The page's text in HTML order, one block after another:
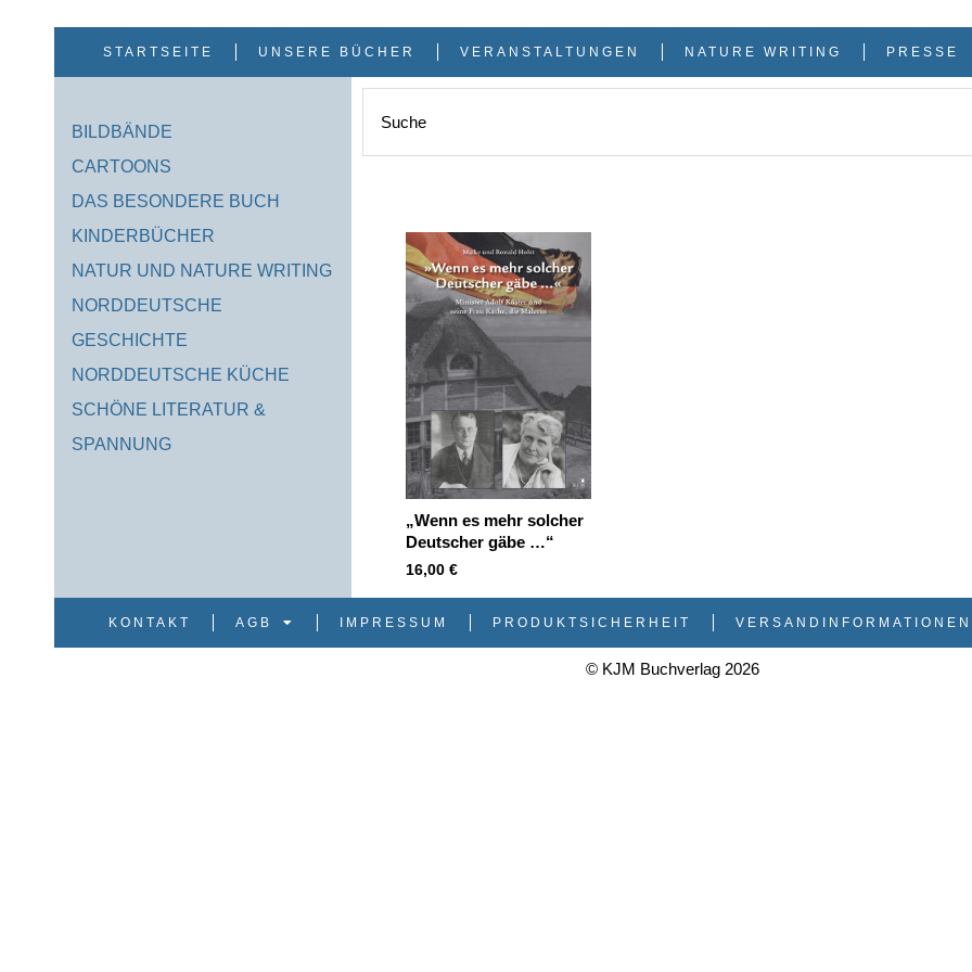
Inhalt
springenSTARTSEITE UNSERE BÜCHER VERANSTALTUNGEN NATURE WRITING PRESSE
BILDBÄNDE
CARTOONS
DAS BESONDERE BUCH
KINDERBÜCHER
NATUR UND NATURE WRITING
NORDDEUTSCHE
GESCHICHTE
NORDDEUTSCHE KÜCHE
SCHÖNE LITERATUR &
SPANNUNG
„Wenn es mehr solcher
Deutscher gäbe …“
16,00 €
KONTAKT AGB IMPRESSUM PRODUKTSICHERHEIT VERSANDINFORMATIONEN
© KJM Buchverlag 2026